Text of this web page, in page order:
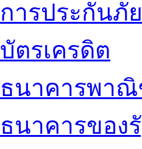
การประกันภั
บัตรเครดิต
ธนาคารพาณิ
ธนาคารของ